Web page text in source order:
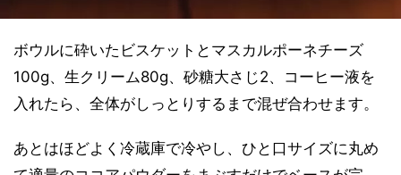
ボウルに砕いたビスケットとマスカルポーネチーズ
100g、生クリーム80g、砂糖大さじ2、コーヒー液を
入れたら、全体がしっとりするまで混ぜ合わせます。
あとはほどよく冷蔵庫で冷やし、ひと口サイズに丸め